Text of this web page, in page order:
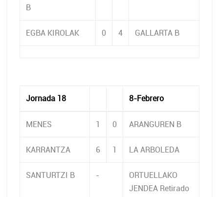
B
EGBA KIROLAK 0 4 GALLARTA B
Jornada 18 8-Febrero
MENES 1 0 ARANGUREN B
KARRANTZA 6 1 LA ARBOLEDA
SANTURTZI B -
ORTUELLAKO
JENDEA Retirado